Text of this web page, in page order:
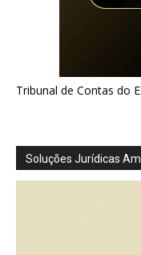
Tribunal de Contas do
Soluções Jurídicas